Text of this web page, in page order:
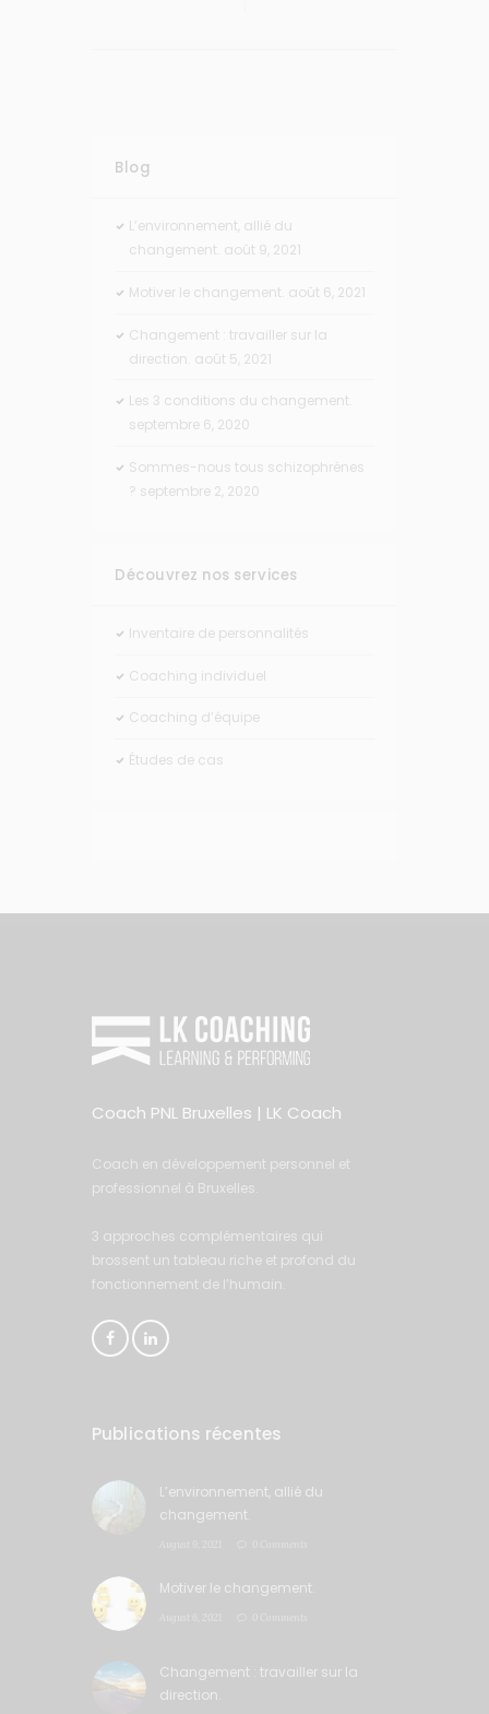
Blog
L’environnement, allié du
changement. août 9, 2021
Motiver le changement. août 6, 2021
Changement : travailler sur la
direction. août 5, 2021
Les 3 conditions du changement.
septembre 6, 2020
Sommes-nous tous schizophrènes
? septembre 2, 2020
Découvrez nos services
Inventaire de personnalités
Coaching individuel
Coaching d’équipe
Études de cas
Coach PNL Bruxelles | LK Coach
Coach en développement personnel et
professionnel à Bruxelles.
3 approches complémentaires qui
brossent un tableau riche et profond du
fonctionnement de l’humain.
Publications récentes
L’environnement, allié du
changement.
Motiver le changement.
Changement : travailler sur la
direction.